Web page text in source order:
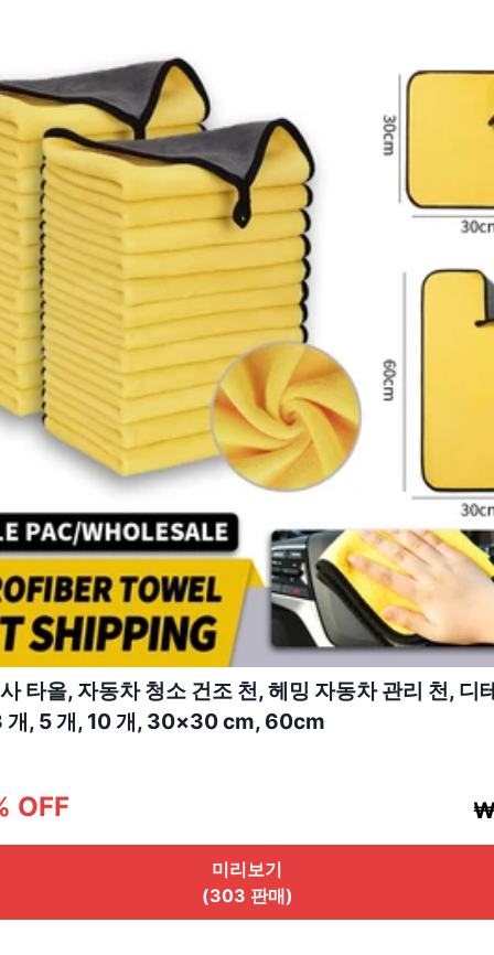
타올, 자동차 청소 건조 천, 헤밍 자동차 관리 천, 디
개, 5 개, 10 개, 30×30 cm, 60cm
OFF
미리보기
(303 판매)